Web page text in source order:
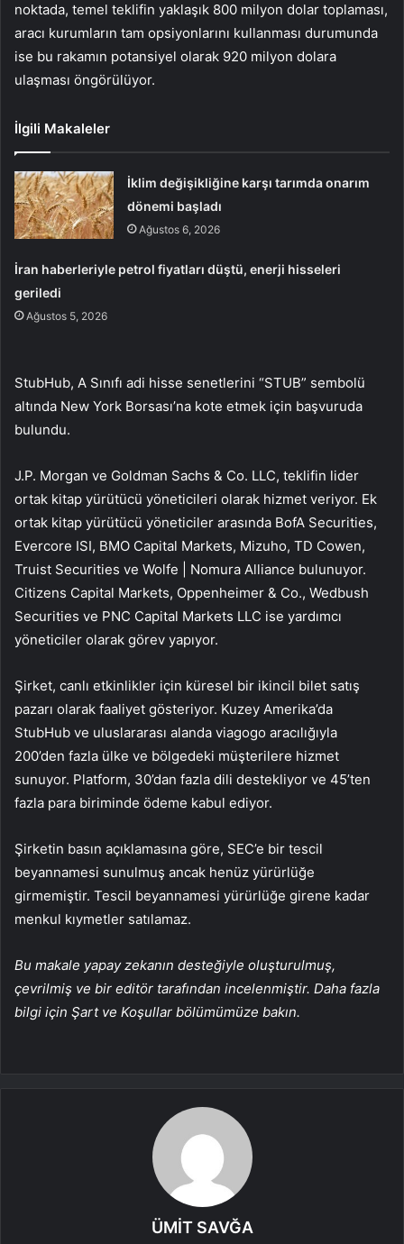
noktada, temel teklifin yaklaşık 800 milyon dolar toplaması,
aracı kurumların tam opsiyonlarını kullanması durumunda
ise bu rakamın potansiyel olarak 920 milyon dolara
ulaşması öngörülüyor.
İlgili Makaleler
İklim değişikliğine karşı tarımda onarım
dönemi başladı
Ağustos 6, 2026
İran haberleriyle petrol fiyatları düştü, enerji hisseleri
geriledi
Ağustos 5, 2026
StubHub, A Sınıfı adi hisse senetlerini “STUB” sembolü
altında New York Borsası’na kote etmek için başvuruda
bulundu.
J.P. Morgan ve Goldman Sachs & Co. LLC, teklifin lider
ortak kitap yürütücü yöneticileri olarak hizmet veriyor. Ek
ortak kitap yürütücü yöneticiler arasında BofA Securities,
Evercore ISI, BMO Capital Markets, Mizuho, TD Cowen,
Truist Securities ve Wolfe | Nomura Alliance bulunuyor.
Citizens Capital Markets, Oppenheimer & Co., Wedbush
Securities ve PNC Capital Markets LLC ise yardımcı
yöneticiler olarak görev yapıyor.
Şirket, canlı etkinlikler için küresel bir ikincil bilet satış
pazarı olarak faaliyet gösteriyor. Kuzey Amerika’da
StubHub ve uluslararası alanda viagogo aracılığıyla
200’den fazla ülke ve bölgedeki müşterilere hizmet
sunuyor. Platform, 30’dan fazla dili destekliyor ve 45’ten
fazla para biriminde ödeme kabul ediyor.
Şirketin basın açıklamasına göre, SEC’e bir tescil
beyannamesi sunulmuş ancak henüz yürürlüğe
girmemiştir. Tescil beyannamesi yürürlüğe girene kadar
menkul kıymetler satılamaz.
Bu makale yapay zekanın desteğiyle oluşturulmuş,
çevrilmiş ve bir editör tarafından incelenmiştir. Daha fazla
bilgi için Şart ve Koşullar bölümümüze bakın.
ÜMİT SAVĞA